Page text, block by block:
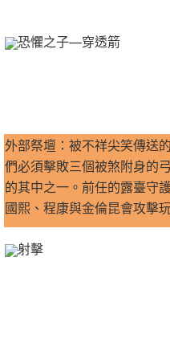
恐懼之子—穿透箭
外部祭壇：被不祥尖笑傳送
們必須擊敗三個被煞附身的
的其中之一。前任的露臺守
國熙、程康與金倫昆會攻擊
射擊